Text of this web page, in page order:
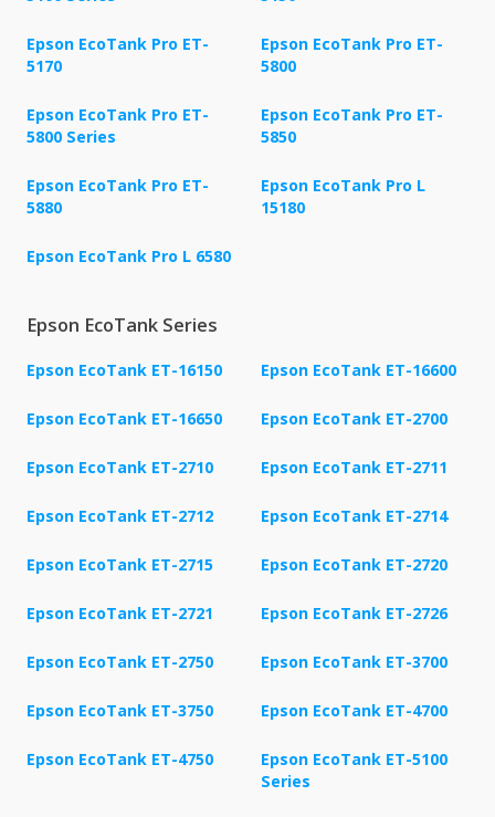
Epson EcoTank Pro ET-
5170
Epson EcoTank Pro ET-
5800
Epson EcoTank Pro ET-
5800 Series
Epson EcoTank Pro ET-
5850
Epson EcoTank Pro ET-
5880
Epson EcoTank Pro L
15180
Epson EcoTank Pro L 6580
Epson EcoTank Series
Epson EcoTank ET-16150 Epson EcoTank ET-16600
Epson EcoTank ET-16650 Epson EcoTank ET-2700
Epson EcoTank ET-2710 Epson EcoTank ET-2711
Epson EcoTank ET-2712 Epson EcoTank ET-2714
Epson EcoTank ET-2715 Epson EcoTank ET-2720
Epson EcoTank ET-2721 Epson EcoTank ET-2726
Epson EcoTank ET-2750 Epson EcoTank ET-3700
Epson EcoTank ET-3750 Epson EcoTank ET-4700
Epson EcoTank ET-4750
Epson EcoTank ET-5100
Series